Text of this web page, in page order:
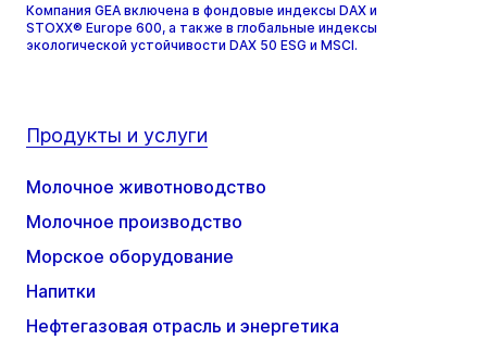
Компания GEA включена в фондовые индексы DAX и
STOXX® Europe 600, а также в глобальные индексы
экологической устойчивости DAX 50 ESG и MSCI.
Продукты и услуги
Молочное животноводство
Молочное производство
Морское оборудование
Напитки
Нефтегазовая отрасль и энергетика